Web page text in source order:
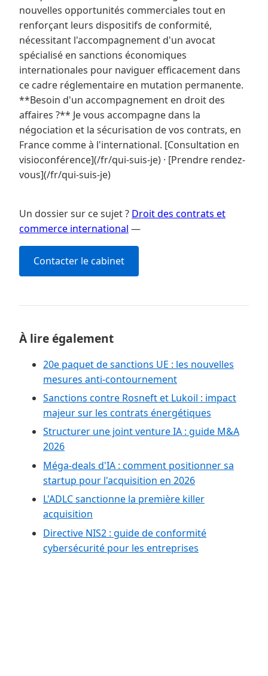
nouvelles opportunités commerciales tout en
renforçant leurs dispositifs de conformité,
nécessitant l'accompagnement d'un avocat
spécialisé en sanctions économiques
internationales pour naviguer efficacement dans
ce cadre réglementaire en mutation permanente.
**Besoin d'un accompagnement en droit des
affaires ?** Je vous accompagne dans la
négociation et la sécurisation de vos contrats, en
France comme à l'international. [Consultation en
visioconférence](/fr/qui-suis-je) · [Prendre rendez-
vous](/fr/qui-suis-je)
Un dossier sur ce sujet ? Droit des contrats et
commerce international —
Contacter le cabinet
À lire également
20e paquet de sanctions UE : les nouvelles
mesures anti-contournement
Sanctions contre Rosneft et Lukoil : impact
majeur sur les contrats énergétiques
Structurer une joint venture IA : guide M&A
2026
Méga-deals d'IA : comment positionner sa
startup pour l'acquisition en 2026
L'ADLC sanctionne la première killer
acquisition
Directive NIS2 : guide de conformité
cybersécurité pour les entreprises